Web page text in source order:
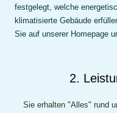
festgelegt, welche
klimatisierte Gebäude
Sie auf unserer Homepage
2.
Sie erhalten "Alles" rund